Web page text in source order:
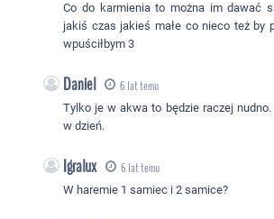
Co do karmienia to można im dawać
jakiś czas jakieś małe co nieco też by
wpuściłbym 3
Daniel 6 lat temu
Tylko je w akwa to będzie raczej nudno.
w dzień.
Igralux 6 lat temu
W haremie 1 samiec i 2 samice?